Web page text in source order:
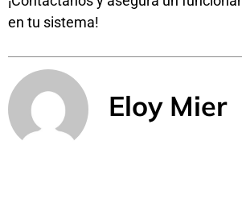
en tu sistema!
Eloy Mier